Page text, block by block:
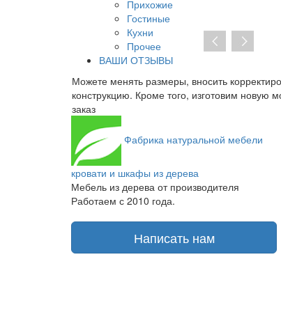
Прихожие
Гостиные
Кухни
Прочее
ВАШИ ОТЗЫВЫ
При отсутствии предоплаты нет
заключать договор на изготовление. От
получаете транспортную накладную и
Фабрика натуральной мебели
кровати и шкафы из дерева
Мебель из дерева от производителя
Работаем с 2010 года.
Написать нам